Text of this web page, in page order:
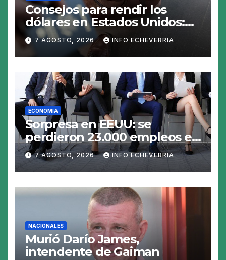
Consejos para rendir los
dólares en Estados Unidos:
claves para no gastar de más
en el viaje
7 AGOSTO, 2026 INFO ECHEVERRIA
ECONOMIA
Sorpresa en EEUU: se
perdieron 23.000 empleos en
julio y el mercado recalcula
las perspectivas para las
tasas
7 AGOSTO, 2026 INFO ECHEVERRIA
NACIONALES
Murió Darío James,
intendente de Gaiman